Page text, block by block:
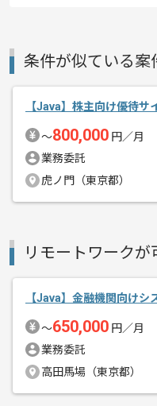
その他募集要項
エージェントからのコ
メント
条件が似ている案
【Java】株主向け優待
〜800,000 円／月
業務委託
虎ノ門（東京都）
リモートワークが
【Java】金融機関向け
〜650,000 円／月
業務委託
高田馬場（東京都）